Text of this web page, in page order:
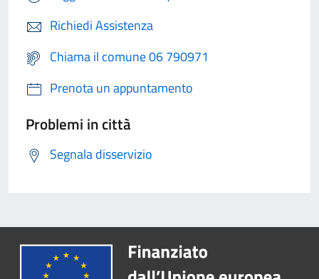
Richiedi Assistenza
Chiama il comune 06 790971
Prenota un appuntamento
Problemi in città
Segnala disservizio